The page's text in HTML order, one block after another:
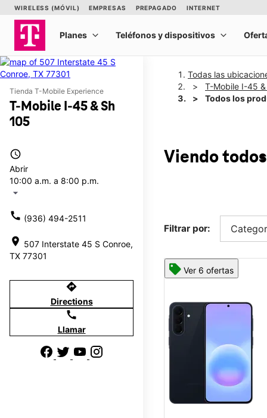
Tienda T-Mobile Experience
T-Mobile I-45 & Sh
105
access_time
Abrir
10:00 a.m. a 8:00 p.m.
arrow_drop_down
call (936) 494-2511
location_on 507 Interstate 45 S Conroe,
TX 77301
directions
Directions
call
Llamar
Todas las
T-Mobile I-45
Todos los
Viendo
Filtrar por:
Ver 6 ofertas